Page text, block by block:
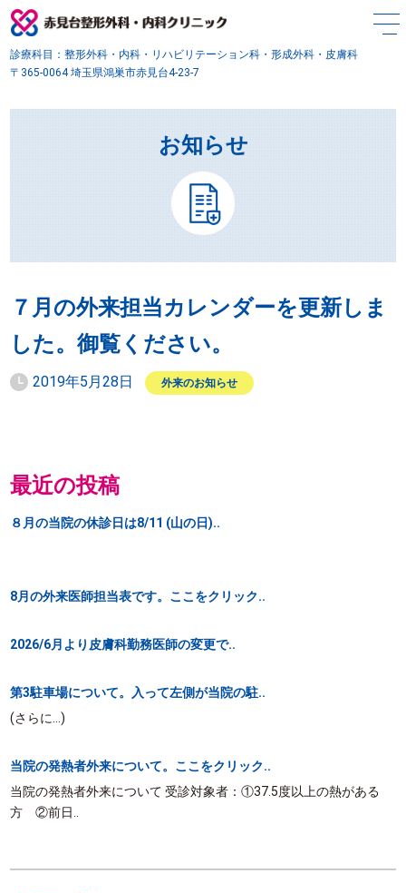
診療科目：整形外科・内科・リハビリテーション科・形成外科・皮膚科
〒365-0064 埼玉県鴻巣市赤見台4-23-7
お知らせ
７月の外来担当カレンダーを更新しま
した。御覧ください。
2019年5月28日 外来のお知らせ
最近の投稿
８月の当院の休診日は8/11 (山の日)..
8月の外来医師担当表です。ここをクリック..
2026/6月より皮膚科勤務医師の変更で..
第3駐車場について。入って左側が当院の駐..
(さらに…)
当院の発熱者外来について。ここをクリック..
当院の発熱者外来について 受診対象者：①37.5度以上の熱がある
方 ②前日..